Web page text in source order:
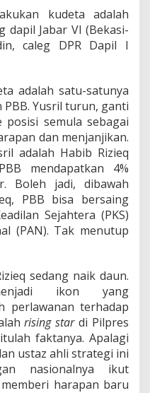
kudeta adalah
dapil Jabar VI (Bekasi-
caleg DPR Dapil I
adalah satu-satunya
Yusril turun, ganti
semula sebagai
dan menjanjikan.
adalah Habib Rizieq
mendapatkan 4%
Boleh jadi, dibawah
PBB bisa bersaing
Sejahtera (PKS)
(PAN). Tak menutup
sedang naik daun.
ikon yang
perlawanan terhadap
rising stardi Pilpres
faktanya. Apalagi
ustaz ahli strategi ini
nasionalnya ikut
harapan baru